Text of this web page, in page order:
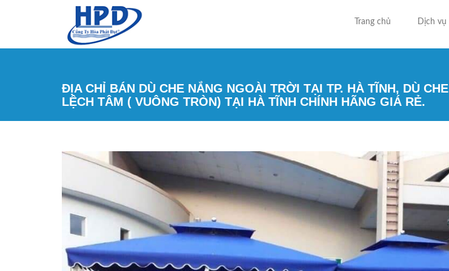
Trang chủ Dịch vụ
ĐỊA CHỈ BÁN DÙ CHE NẮNG NGOÀI TRỜI TẠI TP. HÀ TĨNH, DÙ CHE
LỆCH TÂM ( VUÔNG TRÒN) TẠI HÀ TĨNH CHÍNH HÃNG GIÁ RẺ.